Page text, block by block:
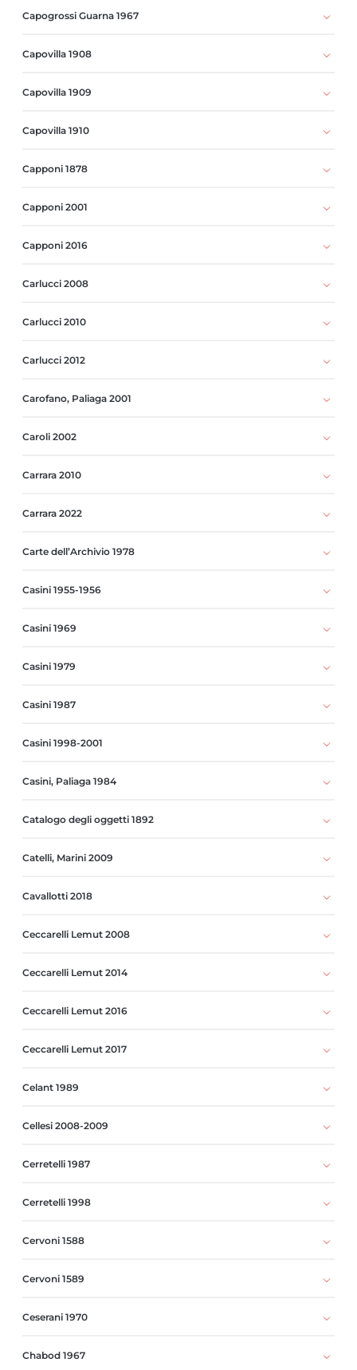
Capogrossi Guarna 1967
Capovilla 1908
Capovilla 1909
Capovilla 1910
Capponi 1878
Capponi 2001
Capponi 2016
Carlucci 2008
Carlucci 2010
Carlucci 2012
Carofano, Paliaga 2001
Caroli 2002
Carrara 2010
Carrara 2022
Carte dell’Archivio 1978
Casini 1955-1956
Casini 1969
Casini 1979
Casini 1987
Casini 1998-2001
Casini, Paliaga 1984
Catalogo degli oggetti 1892
Catelli, Marini 2009
Cavallotti 2018
Ceccarelli Lemut 2008
Ceccarelli Lemut 2014
Ceccarelli Lemut 2016
Ceccarelli Lemut 2017
Celant 1989
Cellesi 2008-2009
Cerretelli 1987
Cerretelli 1998
Cervoni 1588
Cervoni 1589
Ceserani 1970
Chabod 1967